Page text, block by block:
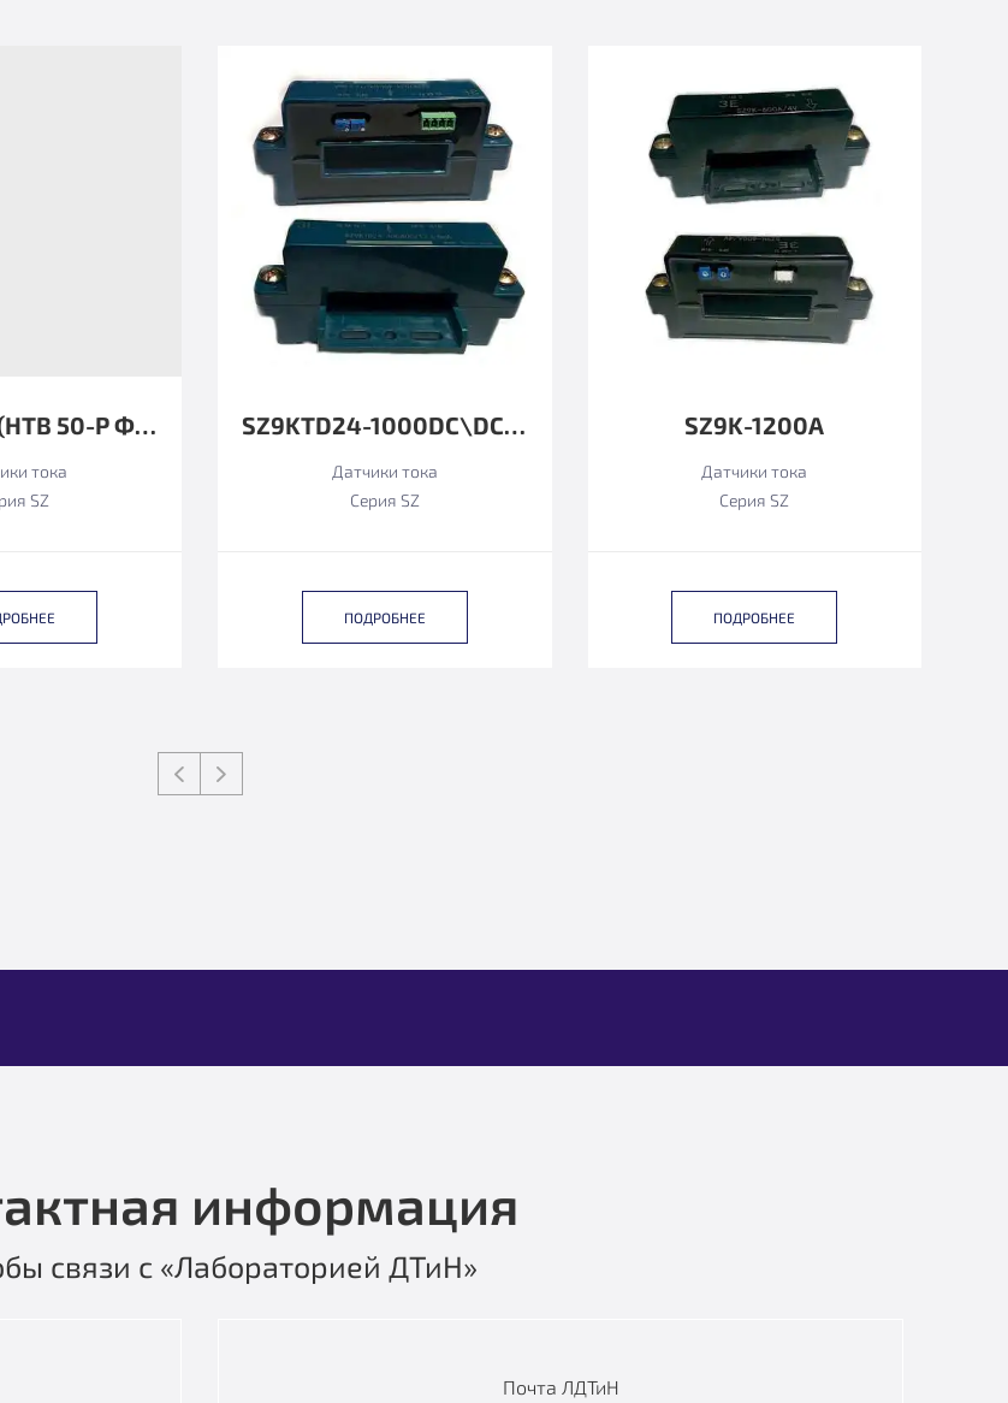
SZ116-50А (HTB 50-P ФУНКЦИОНАЛЬНЫЙ АНАЛОГ)
тока
SZ
SZ9KTD24-1000DC\DC12±8MA
Датчики тока
Серия SZ
ПОДРОБНЕЕ
SZ9K-1200А
Датчики тока
Серия SZ
ПОДРОБНЕЕ
информация
связи с «Лабораторией ДТиН»
Почта ЛДТиН